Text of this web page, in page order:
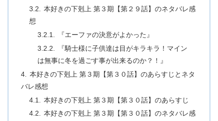
本好きの下剋上 第３期【第２９話】のネタバレ感
想
『エーファの決意がよかった』
『騎士様に子供達は目がキラキラ！マイン
は無事に冬を過ごす事が出来るのか？！』
本好きの下剋上 第３期【第３０話】のあらすじとネタ
バレ感想
本好きの下剋上 第３期【第３０話】のあらすじ
本好きの下剋上 第３期【第３０話】のネタバレ感